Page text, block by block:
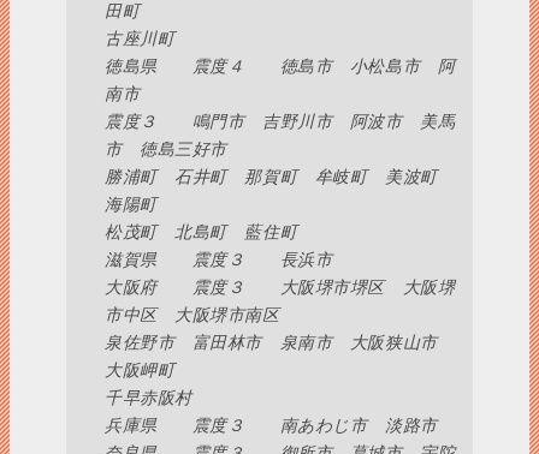
田町
古座川町
徳島県 震度４ 徳島市 小松島市 阿
南市
震度３ 鳴門市 吉野川市 阿波市 美馬
市 徳島三好市
勝浦町 石井町 那賀町 牟岐町 美波町
海陽町
松茂町 北島町 藍住町
滋賀県 震度３ 長浜市
大阪府 震度３ 大阪堺市堺区 大阪堺
市中区 大阪堺市南区
泉佐野市 富田林市 泉南市 大阪狭山市
大阪岬町
千早赤阪村
兵庫県 震度３ 南あわじ市 淡路市